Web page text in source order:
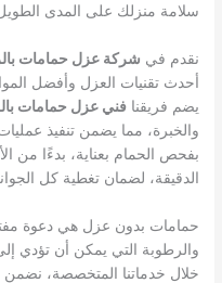
سلامة منزلك على المدى
نقدم في شركة عزل حمامات
أحدث تقنيات العزل وأفضل
يضم فريقنافني عزل حمامات
والخبرة، مما يضمن تنفيذ
بفحص الحمام بعناية، بدءًا من
الدقيقة، لضمان تغطية كل
حمامات بدون عزل هي دعوة
والرطوبة التي يمكن أن تؤدي
خلال خدماتنا المتخصصة، نضمن